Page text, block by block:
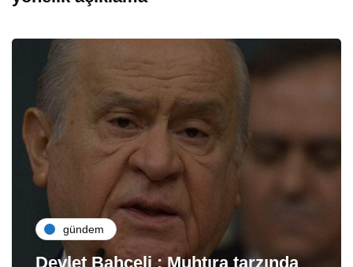
gündem
Devlet Bahçeli : Muhtıra tarzında